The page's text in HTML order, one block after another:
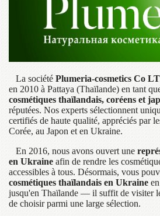
La société Plumeria-cosmetics Co
en 2010 à Pattaya (Thaïlande) en tant
cosmétiques thaïlandais, coréens et
réputées. Nos experts sélectionnent
certifiés de haute qualité, appréciés par
Corée, au Japon et en Ukraine.
En 2016, nous avons ouvert une
en Ukraine afin de rendre les
accessibles à tous. Désormais, vous
cosmétiques thaïlandais en Ukraine
jusqu'en Thaïlande — il suffit de visiter
de choisir parmi une large sélection.